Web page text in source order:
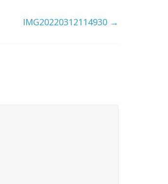
IMG20220312114930 →